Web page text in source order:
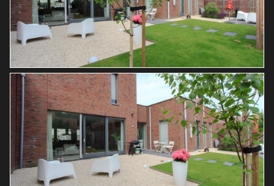
Eigendomssituatie
Volle eigendom
Perceel
AMR04-M-2248
Buitenruimte
Tuin
Achtertuin, voortuin
Achtertuin
180 m²
Ligging tuin
Noordoost